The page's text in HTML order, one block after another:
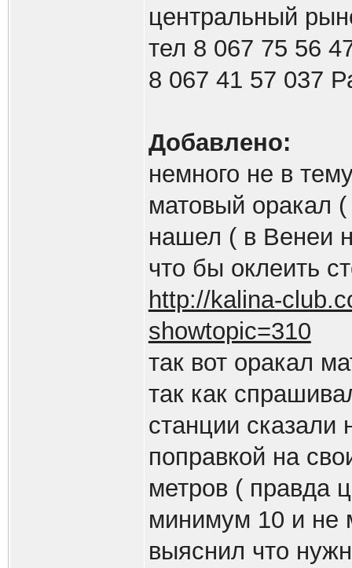
центральный
тел 8 067 75 56
8 067 41 57 037
Добавлено:
немного не в
матовый оракал
нашел ( в Венеи
что бы оклеить
http://kalina-
showtopic=310
так вот оракал
так как
станции
поправкой на
метров ( правда
минимум 10 и не
выяснил что